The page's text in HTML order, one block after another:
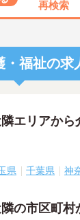
再検索
・福祉の求
エリアから
県 千葉県 神
の市区町村